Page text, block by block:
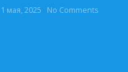
1 мая, 2025 No Comments